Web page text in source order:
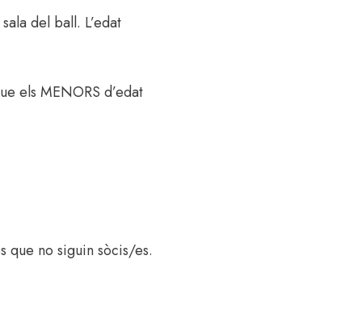
del ball. L’edat
els MENORS d’edat
que no siguin sòcis/es.